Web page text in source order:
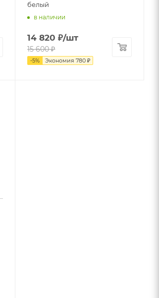
белый
в наличии
14 820 ₽/шт
15 600₽
-5% Экономия780 ₽